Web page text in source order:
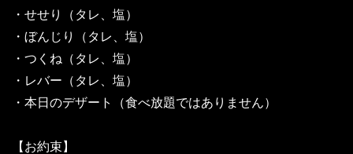
・せせり（タレ、塩）
・ぼんじり（タレ、塩）
・つくね（タレ、塩）
・レバー（タレ、塩）
・本日のデザート（食べ放題ではありません）
【お約束】